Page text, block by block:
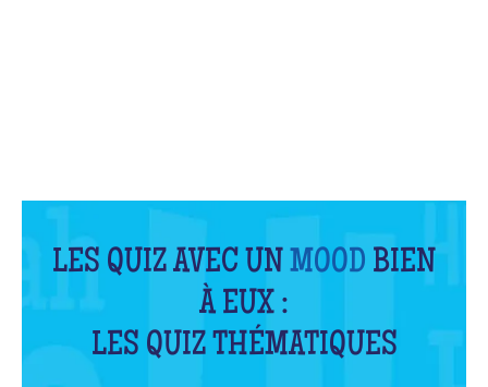
LES QUIZ AVEC UN MOOD BIEN
À EUX :
LES QUIZ THÉMATIQUES